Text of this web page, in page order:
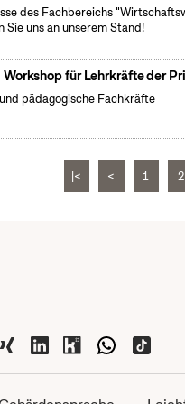
des Fachbereichs
Sie uns an unserem Stand!
Workshop für Lehrkräfte der
pädagogische Fachkräfte
|< < 1 2